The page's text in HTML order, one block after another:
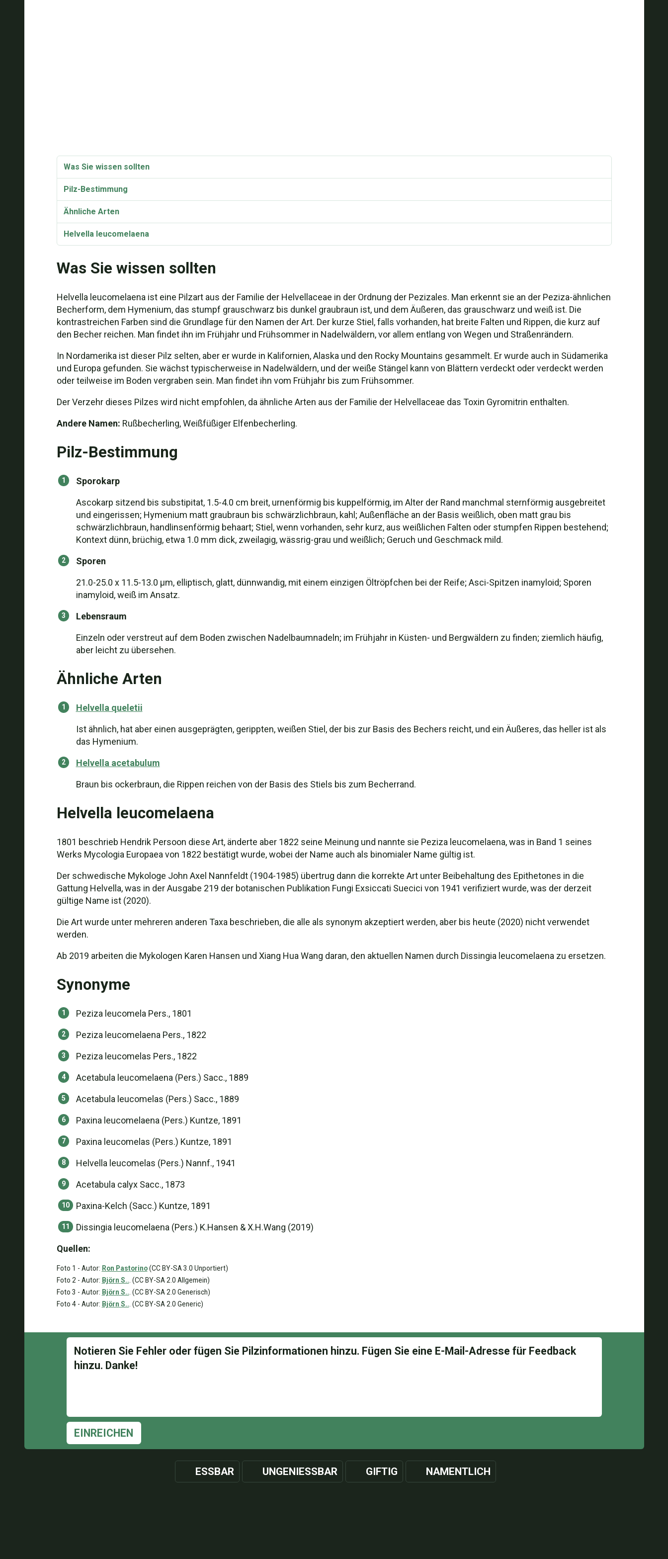
Was Sie wissen sollten
Pilz-Bestimmung
Ähnliche Arten
Helvella leucomelaena
Was Sie wissen sollten
Helvella leucomelaena ist eine Pilzart aus der Familie der Helvellaceae in der Ordnung der Pezizales. Man erkennt sie an der Peziza-ähnlichen
Becherform, dem Hymenium, das stumpf grauschwarz bis dunkel graubraun ist, und dem Äußeren, das grauschwarz und weiß ist. Die
kontrastreichen Farben sind die Grundlage für den Namen der Art. Der kurze Stiel, falls vorhanden, hat breite Falten und Rippen, die kurz auf
den Becher reichen. Man findet ihn im Frühjahr und Frühsommer in Nadelwäldern, vor allem entlang von Wegen und Straßenrändern.
In Nordamerika ist dieser Pilz selten, aber er wurde in Kalifornien, Alaska und den Rocky Mountains gesammelt. Er wurde auch in Südamerika
und Europa gefunden. Sie wächst typischerweise in Nadelwäldern, und der weiße Stängel kann von Blättern verdeckt oder verdeckt werden
oder teilweise im Boden vergraben sein. Man findet ihn vom Frühjahr bis zum Frühsommer.
Der Verzehr dieses Pilzes wird nicht empfohlen, da ähnliche Arten aus der Familie der Helvellaceae das Toxin Gyromitrin enthalten.
Andere Namen: Rußbecherling, Weißfüßiger Elfenbecherling.
Pilz-Bestimmung
Sporokarp
Ascokarp sitzend bis substipitat, 1.5-4.0 cm breit, urnenförmig bis kuppelförmig, im Alter der Rand manchmal sternförmig ausgebreitet
und eingerissen; Hymenium matt graubraun bis schwärzlichbraun, kahl; Außenfläche an der Basis weißlich, oben matt grau bis
schwärzlichbraun, handlinsenförmig behaart; Stiel, wenn vorhanden, sehr kurz, aus weißlichen Falten oder stumpfen Rippen bestehend;
Kontext dünn, brüchig, etwa 1.0 mm dick, zweilagig, wässrig-grau und weißlich; Geruch und Geschmack mild.
Sporen
21.0-25.0 x 11.5-13.0 µm, elliptisch, glatt, dünnwandig, mit einem einzigen Öltröpfchen bei der Reife; Asci-Spitzen inamyloid; Sporen
inamyloid, weiß im Ansatz.
Lebensraum
Einzeln oder verstreut auf dem Boden zwischen Nadelbaumnadeln; im Frühjahr in Küsten- und Bergwäldern zu finden; ziemlich häufig,
aber leicht zu übersehen.
Ähnliche Arten
Helvella queletii
Ist ähnlich, hat aber einen ausgeprägten, gerippten, weißen Stiel, der bis zur Basis des Bechers reicht, und ein Äußeres, das heller ist als
das Hymenium.
Helvella acetabulum
Braun bis ockerbraun, die Rippen reichen von der Basis des Stiels bis zum Becherrand.
Helvella leucomelaena
1801 beschrieb Hendrik Persoon diese Art, änderte aber 1822 seine Meinung und nannte sie Peziza leucomelaena, was in Band 1 seines
Werks Mycologia Europaea von 1822 bestätigt wurde, wobei der Name auch als binomialer Name gültig ist.
Der schwedische Mykologe John Axel Nannfeldt (1904-1985) übertrug dann die korrekte Art unter Beibehaltung des Epithetones in die
Gattung Helvella, was in der Ausgabe 219 der botanischen Publikation Fungi Exsiccati Suecici von 1941 verifiziert wurde, was der derzeit
gültige Name ist (2020).
Die Art wurde unter mehreren anderen Taxa beschrieben, die alle als synonym akzeptiert werden, aber bis heute (2020) nicht verwendet
werden.
Ab 2019 arbeiten die Mykologen Karen Hansen und Xiang Hua Wang daran, den aktuellen Namen durch Dissingia leucomelaena zu ersetzen.
Synonyme
Peziza leucomela Pers., 1801
Peziza leucomelaena Pers., 1822
Peziza leucomelas Pers., 1822
Acetabula leucomelaena (Pers.) Sacc., 1889
Acetabula leucomelas (Pers.) Sacc., 1889
Paxina leucomelaena (Pers.) Kuntze, 1891
Paxina leucomelas (Pers.) Kuntze, 1891
Helvella leucomelas (Pers.) Nannf., 1941
Acetabula calyx Sacc., 1873
Paxina-Kelch (Sacc.) Kuntze, 1891
Dissingia leucomelaena (Pers.) K.Hansen & X.H.Wang (2019)
Quellen:
Foto 1 - Autor: Ron Pastorino(CC BY-SA 3.0 Unportiert)
Foto 2 - Autor: Björn S.. . (CC BY-SA 2.0 Allgemein)
Foto 3 - Autor: Björn S.. . (CC BY-SA 2.0 Generisch)
Foto 4 - Autor: Björn S.. . (CC BY-SA 2.0 Generic)
EINREICHEN
ESSBAR UNGENIESSBAR GIFTIG NAMENTLICH